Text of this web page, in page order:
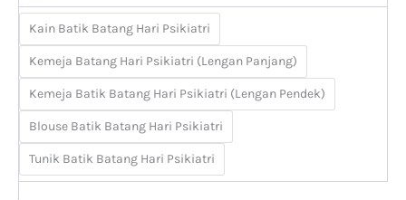
Kain Batik Batang Hari Psikiatri
Kemeja Batang Hari Psikiatri (Lengan Panjang)
Kemeja Batik Batang Hari Psikiatri (Lengan Pendek)
Blouse Batik Batang Hari Psikiatri
Tunik Batik Batang Hari Psikiatri